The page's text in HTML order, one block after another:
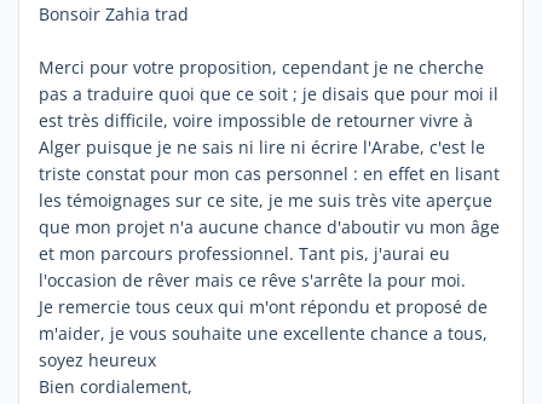
Bonsoir Zahia trad
Merci pour votre proposition, cependant je ne cherche
pas a traduire quoi que ce soit ; je disais que pour moi il
est très difficile, voire impossible de retourner vivre à
Alger puisque je ne sais ni lire ni écrire l'Arabe, c'est le
triste constat pour mon cas personnel : en effet en lisant
les témoignages sur ce site, je me suis très vite aperçue
que mon projet n'a aucune chance d'aboutir vu mon âge
et mon parcours professionnel. Tant pis, j'aurai eu
l'occasion de rêver mais ce rêve s'arrête la pour moi.
Je remercie tous ceux qui m'ont répondu et proposé de
m'aider, je vous souhaite une excellente chance a tous,
soyez heureux
Bien cordialement,